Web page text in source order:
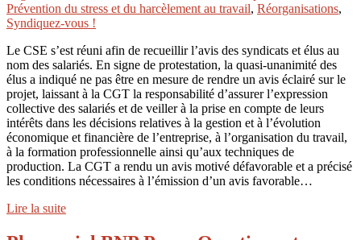
Prévention du stress et du harcèlement au travail, Réorganisations,
Syndiquez-vous !
Le CSE s’est réuni afin de recueillir l’avis des syndicats et élus au
nom des salariés. En signe de protestation, la quasi-unanimité des
élus a indiqué ne pas être en mesure de rendre un avis éclairé sur le
projet, laissant à la CGT la responsabilité d’assurer l’expression
collective des salariés et de veiller à la prise en compte de leurs
intérêts dans les décisions relatives à la gestion et à l’évolution
économique et financière de l’entreprise, à l’organisation du travail,
à la formation professionnelle ainsi qu’aux techniques de
production. La CGT a rendu un avis motivé défavorable et a précisé
les conditions nécessaires à l’émission d’un avis favorable…
Lire la suite